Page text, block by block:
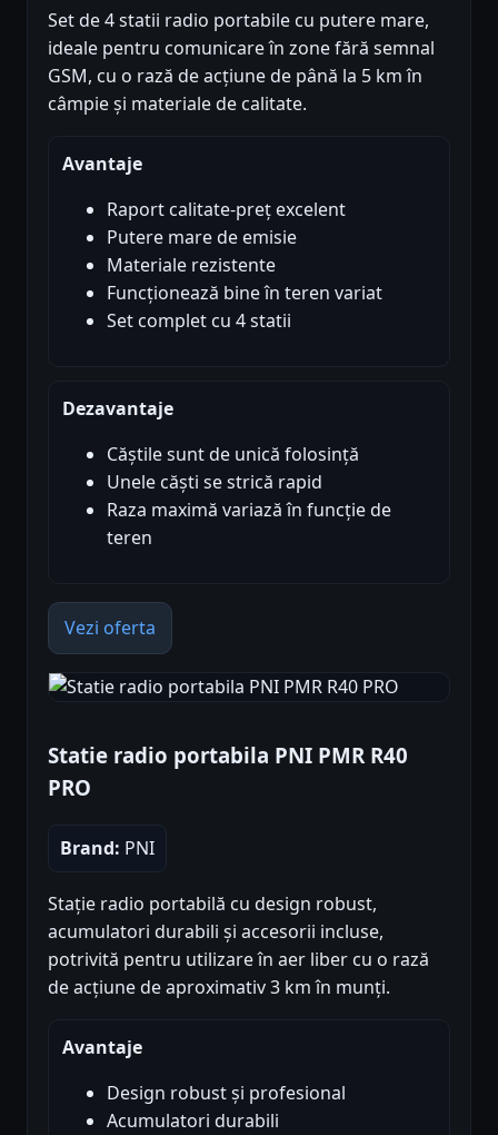
Set de 4 statii radio portabile cu putere mare,
ideale pentru comunicare în zone fără semnal
GSM, cu o rază de acțiune de până la 5 km în
câmpie și materiale de calitate.
Avantaje
Raport calitate-preț excelent
Putere mare de emisie
Materiale rezistente
Funcționează bine în teren variat
Set complet cu 4 statii
Dezavantaje
Căștile sunt de unică folosință
Unele căști se strică rapid
Raza maximă variază în funcție de
teren
Vezi oferta
Statie radio portabila PNI PMR R40
PRO
Brand: PNI
Stație radio portabilă cu design robust,
acumulatori durabili și accesorii incluse,
potrivită pentru utilizare în aer liber cu o rază
de acțiune de aproximativ 3 km în munți.
Avantaje
Design robust și profesional
Acumulatori durabili